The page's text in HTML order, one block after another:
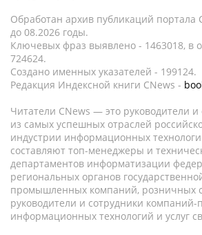
Обработан архив публикаций портала
до 08.2026 годы.
Ключевых фраз выявлено - 1463018, в
724624.
Создано именных указателей - 199124.
Редакция Индексной книги CNews -
Читатели CNews — это руководители и
из самых успешных отраслей
индустрии информационных
составляют топ-менеджеры и
департаментов информатизации
региональных органов
промышленных компаний, розничных
руководители и сотрудники компаний-
информационных технологий и услуг